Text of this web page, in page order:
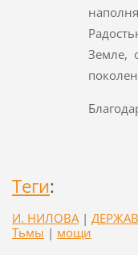
Земле,
Теги:
И. НИЛОВА |
Тьмы | мощи